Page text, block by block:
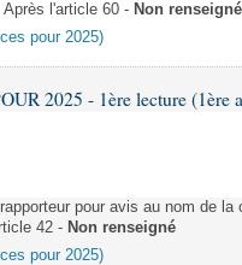
l'article 60 - Non renseigné
pour 2025)
2025 - 1ère lecture (1ère
pour avis au nom de
42 - Non renseigné
pour 2025)